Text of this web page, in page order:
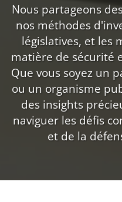
Nous partageons
nos méthodes
législatives, et les
matière de sécurité
Que vous soyez un
ou un organisme
des insights
naviguer les défis
et de la